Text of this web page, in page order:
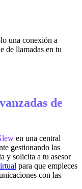
una conexión a
de llamadas en tu
de
en una central
gestionando las
y solicita a tu asesor
para que empieces
con las